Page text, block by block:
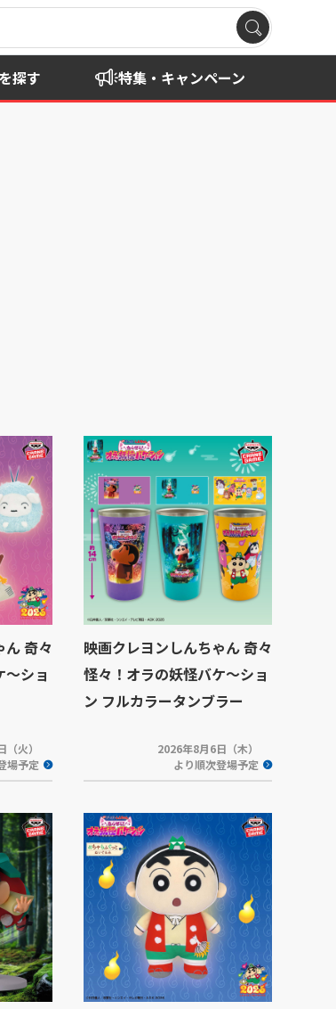
探す 特集・キャンペーン
ん 奇々
ショ
火）
場予定
映画クレヨンしんちゃん 奇々
怪々！オラの妖怪バケ～ショ
ン フルカラータンブラー
2026年8月6日（木）
より順次登場予定